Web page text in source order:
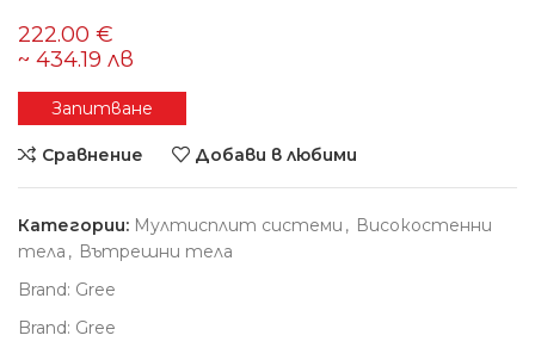
Запитване
Сравнение Добави в любими
Категории: Мултисплит системи , Високостенни
тела , Вътрешни тела
Brand: Gree
Brand: Gree